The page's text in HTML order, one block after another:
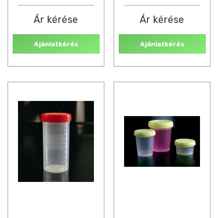
Ár kérése
Ajánlatkérés
Ár kérése
Ajánlatkérés